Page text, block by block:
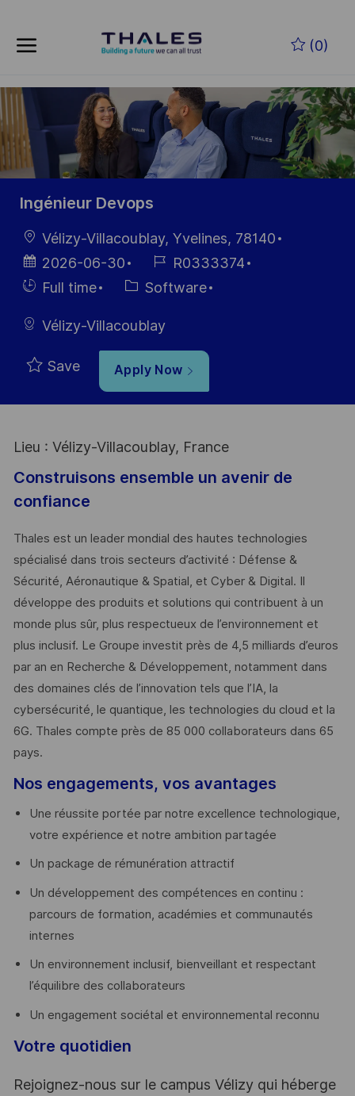
(0)
-
Ingénieur Devops
LocationVélizy-Villacoublay, Yvelines, 78140
Posted
Date
2026-06-30
Job
Id
R0333374
HiringFull time Category
Software
Vélizy-Villacoublay
Save Apply Now
Lieu : Vélizy-Villacoublay, France
Construisons ensemble un avenir de
confiance
Thales est un leader mondial des hautes technologies
spécialisé dans trois secteurs d’activité : Défense &
Sécurité, Aéronautique & Spatial, et Cyber & Digital. Il
développe des produits et solutions qui contribuent à un
monde plus sûr, plus respectueux de l’environnement et
plus inclusif. Le Groupe investit près de 4,5 milliards d’euros
par an en Recherche & Développement, notamment dans
des domaines clés de l’innovation tels que l’IA, la
cybersécurité, le quantique, les technologies du cloud et la
6G. Thales compte près de 85 000 collaborateurs dans 65
pays. ​
Nos engagements, vos avantages
Une réussite portée par notre excellence technologique,
votre expérience et notre ambition partagée
Un package de rémunération attractif
Un développement des compétences en continu :
parcours de formation, académies et communautés
internes
Un environnement inclusif, bienveillant et respectant
l’équilibre des collaborateurs
Un engagement sociétal et environnemental reconnu
Votre quotidien
Rejoignez-nous sur le campus Vélizy qui héberge